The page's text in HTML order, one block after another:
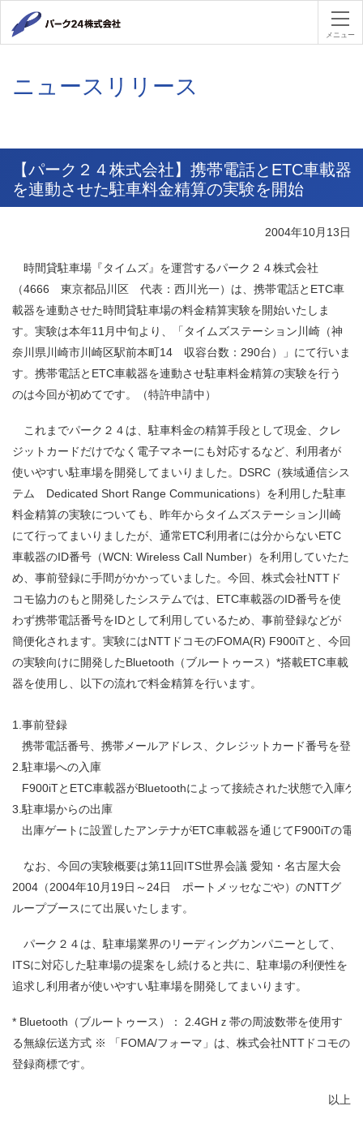
パーク２
メニュー
ニュースリリース
【パーク２４株式会社】携帯電話とETC車載器
を連動させた駐車料金精算の実験を開始
2004年10月13日
時間貸駐車場『タイムズ』を運営するパーク２４株式会社
（4666 東京都品川区 代表：西川光一）は、携帯電話とETC車
載器を連動させた時間貸駐車場の料金精算実験を開始いたしま
す。実験は本年11月中旬より、「タイムズステーション川崎（神
奈川県川崎市川崎区駅前本町14 収容台数：290台）」にて行いま
す。携帯電話とETC車載器を連動させ駐車料金精算の実験を行う
のは今回が初めてです。（特許申請中）
これまでパーク２４は、駐車料金の精算手段として現金、クレ
ジットカードだけでなく電子マネーにも対応するなど、利用者が
使いやすい駐車場を開発してまいりました。DSRC（狭域通信シス
テム Dedicated Short Range Communications）を利用した駐車
料金精算の実験についても、昨年からタイムズステーション川崎
にて行ってまいりましたが、通常ETC利用者には分からないETC
車載器のID番号（WCN: Wireless Call Number）を利用していたた
め、事前登録に手間がかかっていました。今回、株式会社NTTド
コモ協力のもと開発したシステムでは、ETC車載器のID番号を使
わず携帯電話番号をIDとして利用しているため、事前登録などが
簡便化されます。実験にはNTTドコモのFOMA(R) F900iTと、今回
の実験向けに開発したBluetooth（ブルートゥース）*搭載ETC車載
器を使用し、以下の流れで料金精算を行います。
1. 事前登録
携帯電話番号、携帯メールアドレス、クレジットカード番号を登
2. 駐車場への入庫
F900iTとETC車載器がBluetoothによって接続された状態で入庫
3. 駐車場からの出庫
出庫ゲートに設置したアンテナがETC車載器を通じてF900iTの
なお、今回の実験概要は第11回ITS世界会議 愛知・名古屋大会
2004（2004年10月19日～24日 ポートメッセなごや）のNTTグ
ループブースにて出展いたします。
パーク２４は、駐車場業界のリーディングカンパニーとして、
ITSに対応した駐車場の提案をし続けると共に、駐車場の利便性を
追求し利用者が使いやすい駐車場を開発してまいります。
* Bluetooth（ブルートゥース）： 2.4GHｚ帯の周波数帯を使用す
る無線伝送方式 ※ 「FOMA/フォーマ」は、株式会社NTTドコモの
登録商標です。
以上